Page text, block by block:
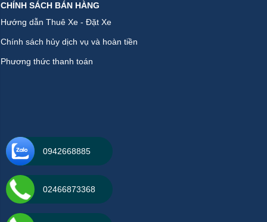
CHÍNH SÁCH BÁN HÀNG
Hướng dẫn Thuê Xe - Đặt Xe
Chính sách hủy dịch vụ và hoàn tiền
Phương thức thanh toán
0942668885
02466873368